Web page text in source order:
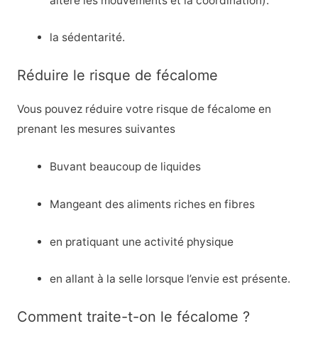
la sédentarité.
Réduire le risque de fécalome
Vous pouvez réduire votre risque de fécalome en
prenant les mesures suivantes
Buvant beaucoup de liquides
Mangeant des aliments riches en fibres
en pratiquant une activité physique
en allant à la selle lorsque l’envie est présente.
Comment traite-t-on le fécalome ?